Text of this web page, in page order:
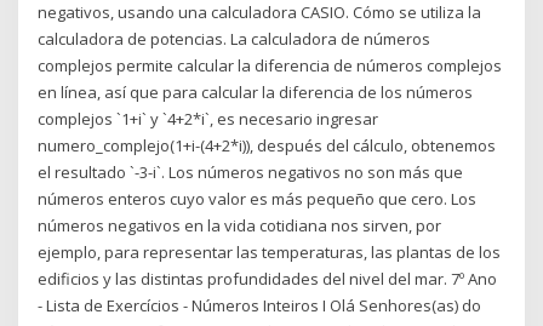
negativos, usando una calculadora CASIO. Cómo se utiliza la
calculadora de potencias. La calculadora de números
complejos permite calcular la diferencia de números complejos
en línea, así que para calcular la diferencia de los números
complejos `1+i` y `4+2*i`, es necesario ingresar
numero_complejo(1+i-(4+2*i)), después del cálculo, obtenemos
el resultado `-3-i`. Los números negativos no son más que
números enteros cuyo valor es más pequeño que cero. Los
números negativos en la vida cotidiana nos sirven, por
ejemplo, para representar las temperaturas, las plantas de los
edificios y las distintas profundidades del nivel del mar. 7º Ano
- Lista de Exercícios - Números Inteiros I Olá Senhores(as) do